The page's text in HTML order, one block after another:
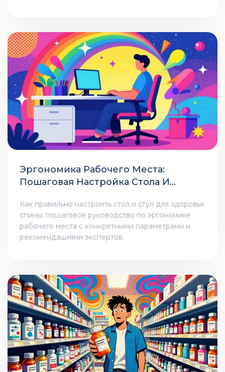
Эргономика Рабочего Места:
Пошаговая Настройка Стола И
Как правильно настроить стол и стул для здоровья
спины: пошаговое руководство по эргономике
рабочего места с конкретными параметрами и
рекомендациями экспертов.